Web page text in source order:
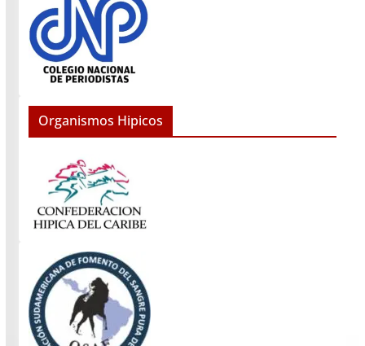
Organismos Hipicos